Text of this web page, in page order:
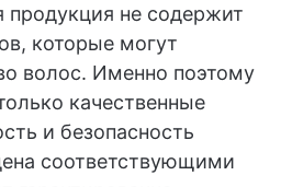
продукция не содержит
которые могут
волос. Именно поэтому
качественные
и безопасность
соответствующими